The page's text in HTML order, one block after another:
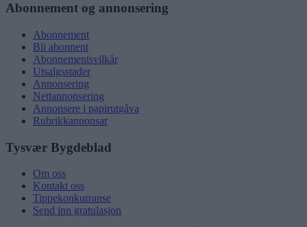
Abonnement og annonsering
Abonnement
Bli abonnent
Abonnementsvilkår
Utsalgsstader
Annonsering
Nettannonsering
Annonsere i papirutgåva
Rubrikkannonsar
Tysvær Bygdeblad
Om oss
Kontakt oss
Tippekonkurranse
Send inn gratulasjon